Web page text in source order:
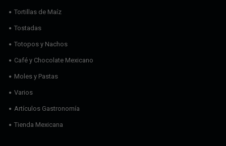
Tortillas de Maíz
Tostadas
Totopos y Nachos
Café y Chocolate Mexicano
Moles y Pastas
Varios
Artículos Gastronomía
Tienda Mexicana